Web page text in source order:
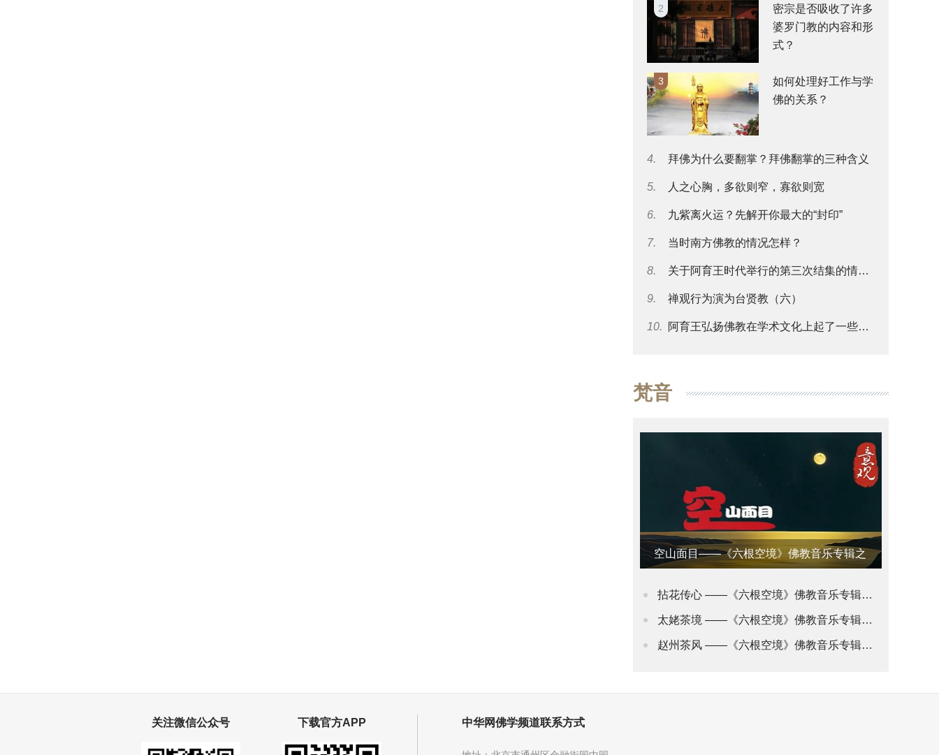
2
密宗是否吸收了许多
婆罗门教的内容和形
式？
3
如何处理好工作与学
佛的关系？
4. 拜佛为什么要翻掌？拜佛翻掌的三种含义
5. 人之心胸，多欲则窄，寡欲则宽
6. 九紫离火运？先解开你最大的“封印”
7. 当时南方佛教的情况怎样？
8. 关于阿育王时代举行的第三次结集的情况可否再谈一些？
9. 禅观行为演为台贤教（六）
10. 阿育王弘扬佛教在学术文化上起了一些什么影响？
梵音
空山面目——《六根空境》佛教音乐专辑之
拈花传心 ——《六根空境》佛教音乐专辑之身观•花道
太姥茶境 ——《六根空境》佛教音乐专辑之舌观•茶道(2)
赵州茶风 ——《六根空境》佛教音乐专辑之舌观•茶道(1)
关注微信公众号 下载官方APP 中华网佛学频道联系方式